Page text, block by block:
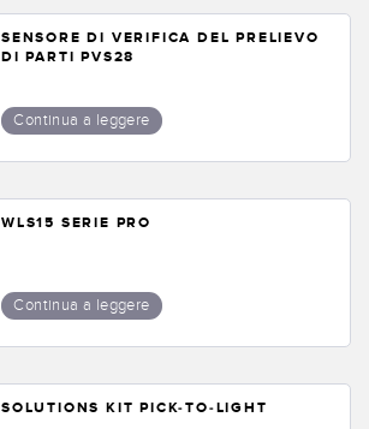
SENSORE DI VERIFICA DEL PRELIEVO
DI PARTI PVS28
Continua a leggere
WLS15 SERIE PRO
Continua a leggere
SOLUTIONS KIT PICK-TO-LIGHT